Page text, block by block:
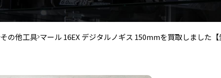
その他工具 マール 16EX デジタルノギス 150mmを買取しました【